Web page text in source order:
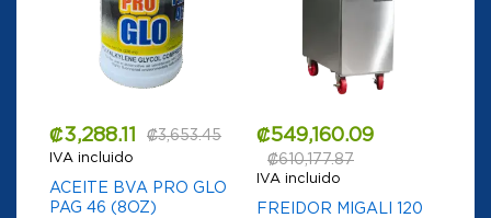
₡3,288.11 ₡3,653.45
IVA incluido
ACEITE BVA PRO GLO
PAG 46 (8OZ)
₡549,160.09
₡610,177.87
IVA incluido
FREIDOR MIGALI 120